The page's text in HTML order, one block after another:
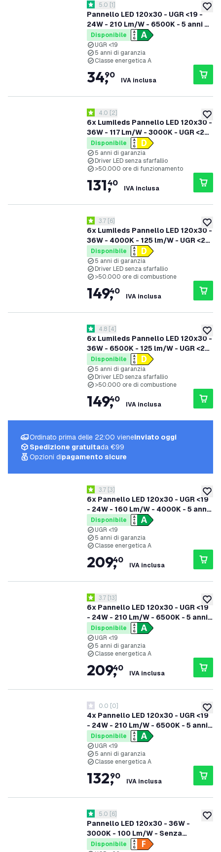
Pannello LED 120x30 - UGR <19 -
24W - 210 Lm/W - 6500K - 5 anni di
garanzia - Classe energetica A
apri il cassetto delle recensioni
5 stelle di valutazione
5.0 [1]
Disponibile
UGR <19
5 anni di garanzia
Classe energetica A
34,
90
IVA inclusa
6x Lumileds Pannello LED 120x30 -
36W - 117 Lm/W - 3000K - UGR <22
- 5 anni di garanzia
apri il cassetto delle recensioni
4 stelle di valutazione
4.0 [2]
Disponibile
5 anni di garanzia
Driver LED senza sfarfallio
>50.000 ore di funzionamento
131,
40
IVA inclusa
6x Lumileds Pannello LED 120x30 -
36W - 4000K - 125 lm/W - UGR <22
- 5 anni di garanzia
apri il cassetto delle recensioni
3.7 stelle di valutazione
3.7 [6]
Disponibile
5 anni di garanzia
Driver LED senza sfarfallio
>50.000 ore di combustione
149,
40
IVA inclusa
6x Lumileds Pannello LED 120x30 -
36W - 6500K - 125 lm/W - UGR <22
- 5 anni di garanzia
apri il cassetto delle recensioni
4.8 stelle di valutazione
4.8 [4]
Disponibile
5 anni di garanzia
Driver LED senza sfarfallio
>50.000 ore di combustione
149,
40
IVA inclusa
6x Pannello LED 120x30 - UGR <19
- 24W - 160 Lm/W - 4000K - 5 anni
di garanzia - Classe energetica A
apri il cassetto delle recensioni
3.7 stelle di valutazione
3.7 [3]
Disponibile
UGR <19
5 anni di garanzia
Classe energetica A
209,
40
IVA inclusa
6x Pannello LED 120x30 - UGR <19
- 24W - 210 Lm/W - 6500K - 5 anni
di garanzia - Classe energetica A
apri il cassetto delle recensioni
3.7 stelle di valutazione
3.7 [13]
Disponibile
UGR <19
5 anni di garanzia
Classe energetica A
209,
40
IVA inclusa
4x Pannello LED 120x30 - UGR <19
- 24W - 210 Lm/W - 6500K - 5 anni
di garanzia - Classe energetica A
0 stelle di valutazione
0.0 [0]
Disponibile
UGR <19
5 anni di garanzia
Classe energetica A
132,
90
IVA inclusa
Pannello LED 120x30 - 36W -
3000K - 100 Lm/W - Senza
sfarfallio - UGR <22 - 3 anni di
apri il cassetto delle recensioni
5 stelle di valutazione
5.0 [6]
Disponibile
Ordinato prima delle 22:00 vieneinviato oggi
Spedizione gratuitada €99
Opzioni dipagamento sicure